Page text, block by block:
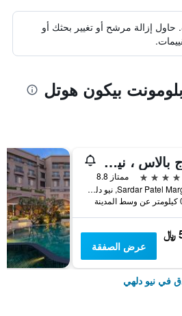
حاول إزالة مرشح أو تغيير بحثك أو
بيكون هوتل
تاج بالاس ، نيودلهي
ممتاز 8.8
2 Sardar Patel Marg, نيو دلهي, الهند
عرض الصفقة
في نيو دلهي